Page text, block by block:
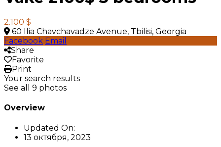
2.100 $
60 Ilia Chavchavadze Avenue, Tbilisi, Georgia
Facebook Email
Share
Favorite
Print
Your search results
See all 9 photos
Overview
Updated On:
13 октября, 2023